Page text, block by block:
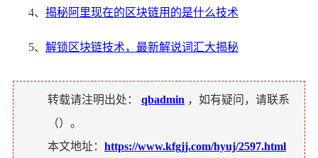
4、 揭秘阿里现在的区块链用的是什么技术
5、 解锁区块链技术，最新解说词汇大揭秘
转载请注明出处： qbadmin ，如有疑问，请联系
（）。
本文地址： https://www.kfgjj.com/hyuj/2597.html